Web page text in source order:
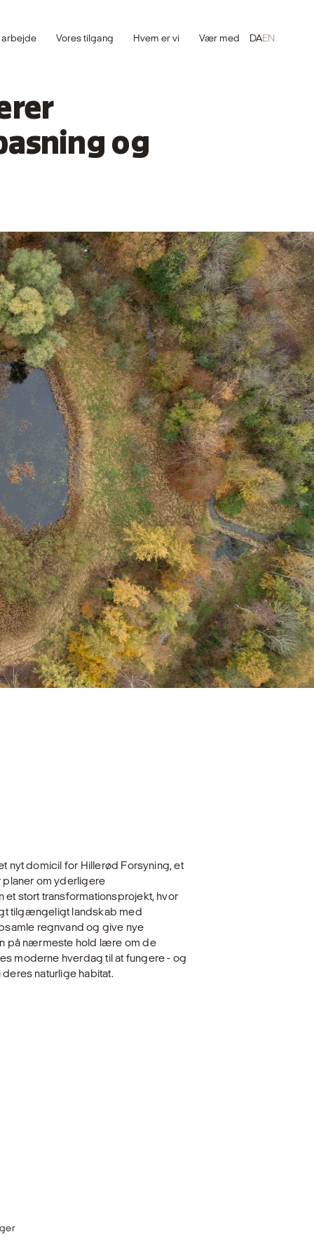
arbejde Vores tilgang Hvem er vi Vær med DAEN
og
nyt domicil for Hillerød Forsyning, et
om yderligere
stort transformationsprojekt, hvor
tilgængeligt landskab med
regnvand og give nye
på nærmeste hold lære om de
moderne hverdag til at fungere - og
naturlige habitat.